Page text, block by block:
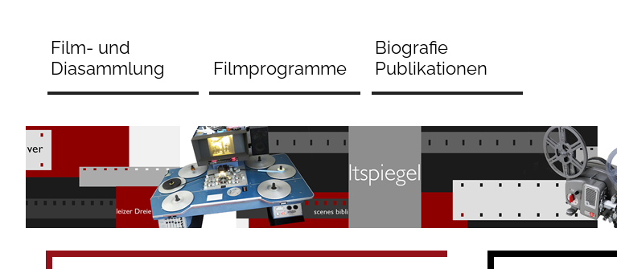
springenFilm- und
Diasammlung
Filmprogramme
Biografie
Publikationen